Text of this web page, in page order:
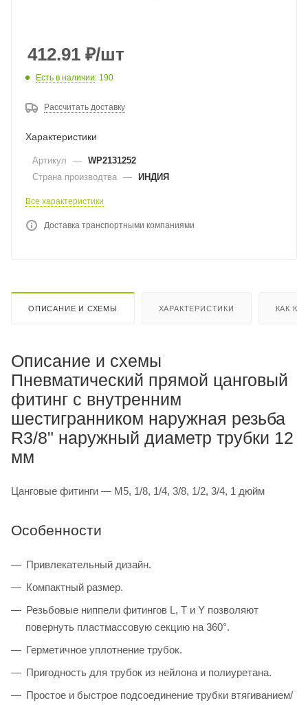
412.91 ₽/шт
Есть в наличии: 190
Рассчитать доставку
Характеристики
Артикул — WP2131252
Страна производтва — ИНДИЯ
Все характеристики
Доставка транспортными компаниями
ОПИСАНИЕ И СХЕМЫ ХАРАКТЕРИСТИКИ КАК
Описание и схемы
Пневматический прямой цанговый
фитинг с внутренним
шестигранником наружная резьба
R3/8" наружный диаметр трубки 12
мм
Цанговые фитинги — M5, 1/8, 1/4, 3/8, 1/2, 3/4, 1 дюйм
Особенности
Привлекательный дизайн.
Компактный размер.
Резьбовые ниппели фитингов L, T и Y позволяют
повернуть пластмассовую секцию на 360°.
Герметичное уплотнение трубок.
Пригодность для трубок из нейлона и полиуретана.
Простое и быстрое подсоединение трубки втягиванием/